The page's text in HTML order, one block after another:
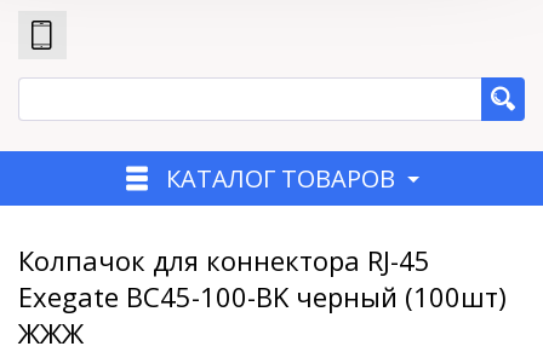
КАТАЛОГ ТОВАРОВ
Колпачок для коннектора RJ-45
Exegate BC45-100-BK черный (100шт)
ЖЖЖ